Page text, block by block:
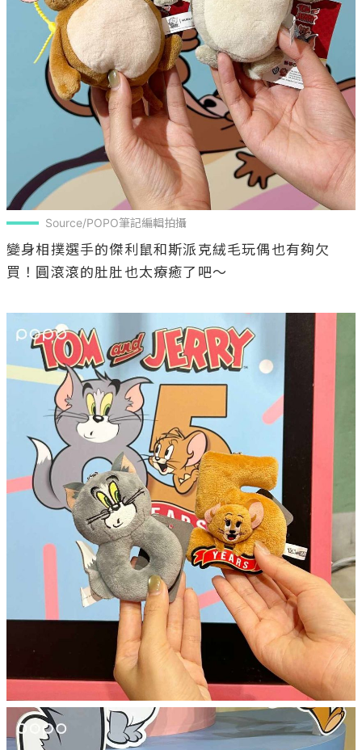
Source/POPO筆記編輯拍攝
變身相撲選手的傑利鼠和斯派克絨毛玩偶也有夠欠
買！圓滾滾的肚肚也太療癒了吧～